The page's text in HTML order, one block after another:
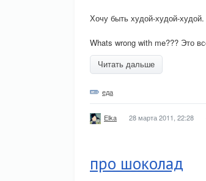
Хочу быть худой-худой-
Whats wrong with me??? Это
Читать дальше
еда
Elka 28 марта 2011, 22:28
про шоколад